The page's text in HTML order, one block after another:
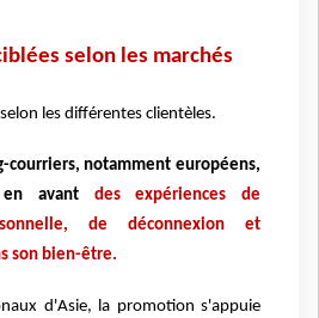
selon les marchés
les différentes clientèles.
courriers, notamment européens,
en avant des expériences de
de déconnexion et
son bien-être.
d'Asie, la promotion s'appuie